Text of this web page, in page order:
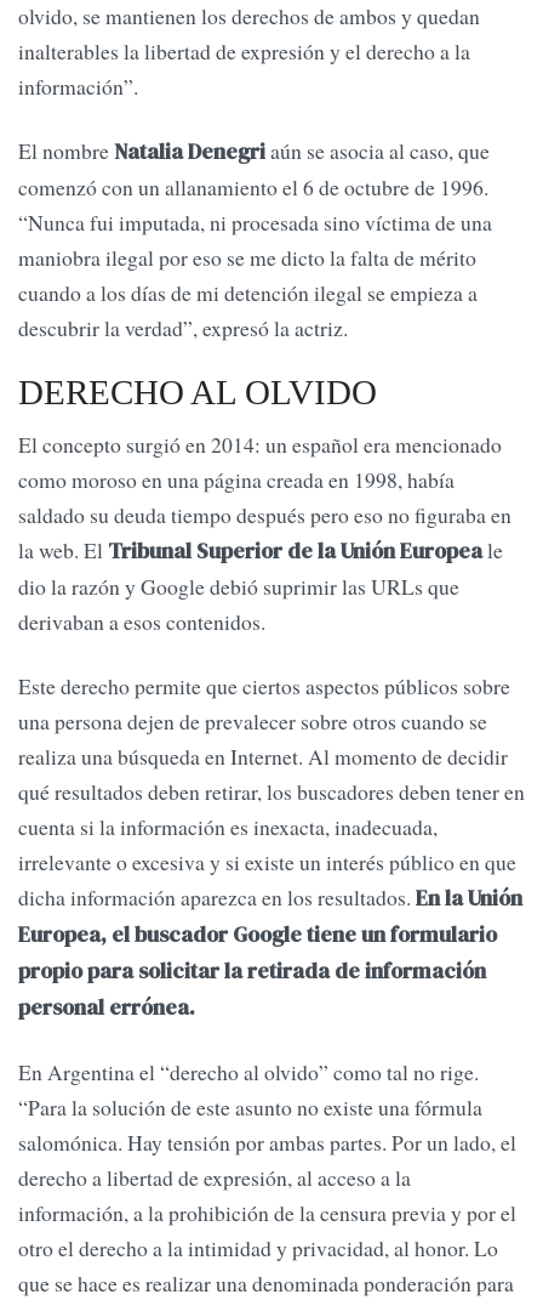
olvido, se mantienen los derechos de ambos y quedan
inalterables la libertad de expresión y el derecho a la
información”.
El nombreNatalia Denegriaún se asocia al caso, que
comenzó con un allanamiento el 6 de octubre de 1996.
“Nunca fui imputada, ni procesada sino víctima de una
maniobra ilegal por eso se me dicto la falta de mérito
cuando a los días de mi detención ilegal se empieza a
descubrir la verdad”, expresó la actriz.
DERECHO AL OLVIDO
El concepto surgió en 2014: un español era mencionado
como moroso en una página creada en 1998, había
saldado su deuda tiempo después pero eso no figuraba en
la web. El Tribunal Superior de la Unión Europeale
dio la razón y Google debió suprimir las URLs que
derivaban a esos contenidos.
Este derecho permite que ciertos aspectos públicos sobre
una persona dejen de prevalecer sobre otros cuando se
realiza una búsqueda en Internet. Al momento de decidir
qué resultados deben retirar, los buscadores deben tener en
cuenta si la información es inexacta, inadecuada,
irrelevante o excesiva y si existe un interés público en que
dicha información aparezca en los resultados. En la Unión
Europea, el buscador Google tiene un formulario
propio para solicitar la retirada de información
personal errónea.
En Argentina el “derecho al olvido” como tal no rige.
“Para la solución de este asunto no existe una fórmula
salomónica. Hay tensión por ambas partes. Por un lado, el
derecho a libertad de expresión, al acceso a la
información, a la prohibición de la censura previa y por el
otro el derecho a la intimidad y privacidad, al honor. Lo
que se hace es realizar una denominada ponderación para